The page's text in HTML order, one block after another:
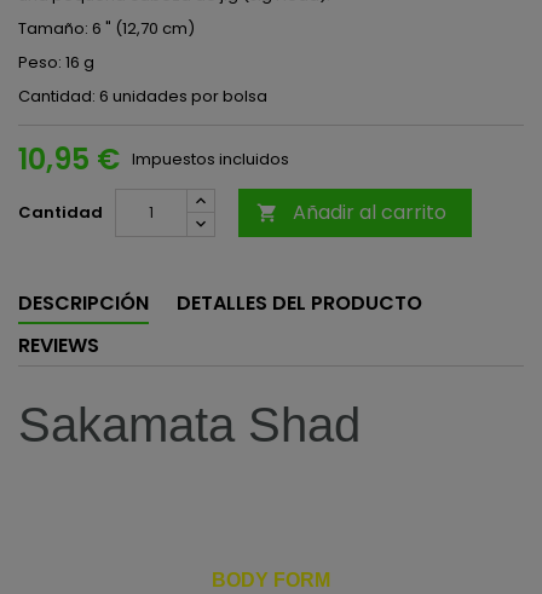
Tamaño: 6 " (12,70 cm)
Peso: 16 g
Cantidad: 6 unidades por bolsa
10,95 € Impuestos incluidos
Cantidad  Añadir al carrito
DESCRIPCIÓN
DETALLES DEL PRODUCTO
REVIEWS
Sakamata Shad
BODY FORM